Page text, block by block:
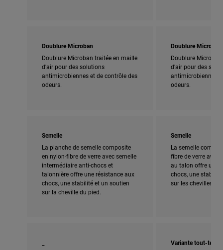
Doublure Microban
Doublure Microban traitée en maille
d'air pour des solutions
antimicrobiennes et de contrôle des
odeurs.
Doublure Microban
Doublure
d'air pour des
antimicrobiennes
odeurs.
Semelle
La planche de semelle composite
en nylon-fibre de verre avec semelle
intermédiaire anti-chocs et
talonnière offre une résistance aux
chocs, une stabilité et un soutien
sur la cheville du pied.
Semelle
La semelle
fibre de verre avec
au talon offre une
chocs, une
sur les chevilles.
Variante tout-